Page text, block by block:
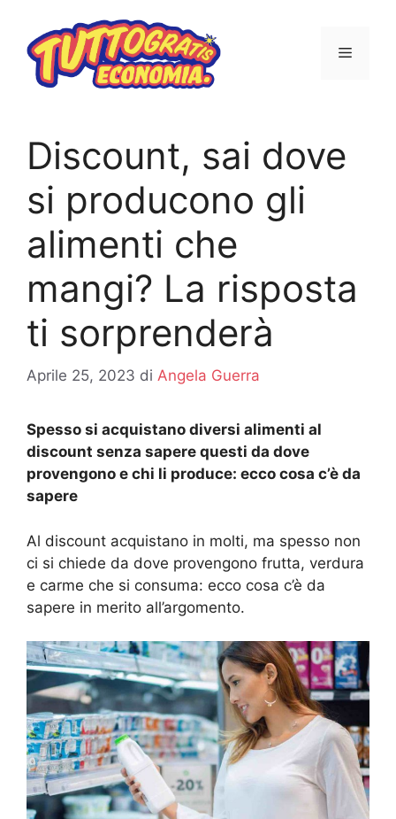
contenuto
MENU
Discount, sai dove
si producono gli
alimenti che
mangi? La risposta
ti sorprenderà
Aprile 25, 2023 di Angela Guerra
Spesso si acquistano diversi alimenti al
discount senza sapere questi da dove
provengono e chi li produce: ecco cosa c’è da
sapere
Al discount acquistano in molti, ma spesso non
ci si chiede da dove provengono frutta, verdura
e carme che si consuma: ecco cosa c’è da
sapere in merito all’argomento.